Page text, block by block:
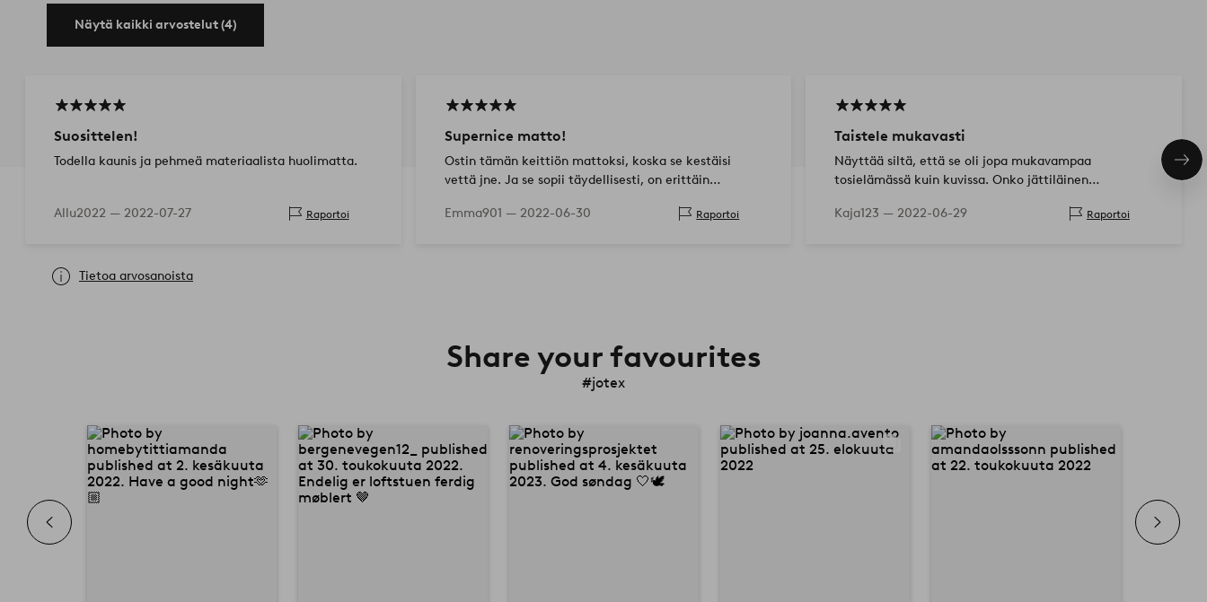
Näytä kaikki arvostelut (4)
Suosittelen!
Todella kaunis ja pehmeä materiaalista huolimatta.
Allu2022 — 2022-07-27 Raportoi
Supernice matto!
Ostin tämän keittiön mattoksi, koska se kestäisi
vettä jne. Ja se sopii täydellisesti, on erittäin
Emma901 — 2022-06-30 Raportoi
Taistele mukavasti
Näyttää siltä, että se oli jopa mukavampaa
tosielämässä kuin kuvissa. Onko jättiläinen
Kaja123 — 2022-06-29 Raportoi
Tietoa arvosanoista
Share your favourites
#jotex